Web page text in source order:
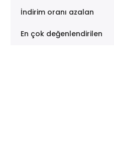
İndirim oranı azalan
En çok değenlendirilen